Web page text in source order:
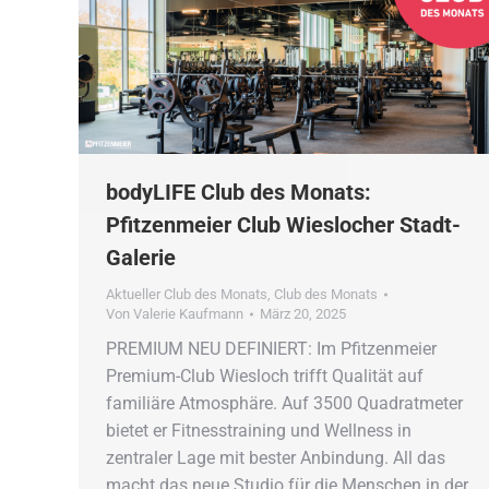
bodyLIFE Club des Monats:
Pfitzenmeier Club Wieslocher Stadt-
Galerie
Aktueller Club des Monats, Club des Monats
Von Valerie Kaufmann März 20, 2025
PREMIUM NEU DEFINIERT: Im Pfitzenmeier
Premium-Club Wiesloch trifft Qualität auf
familiäre Atmosphäre. Auf 3500 Quadratmeter
bietet er Fitnesstraining und Wellness in
zentraler Lage mit bester Anbindung. All das